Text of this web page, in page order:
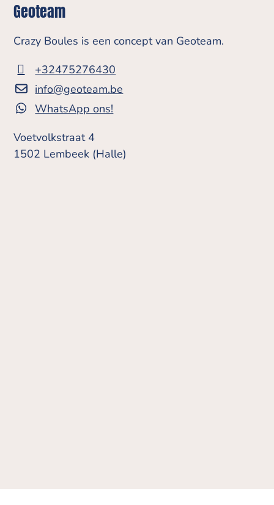
Geoteam
Crazy Boules is een concept van Geoteam.
+32475276430
info@geoteam.be
WhatsApp ons!
Voetvolkstraat 4
1502 Lembeek (Halle)